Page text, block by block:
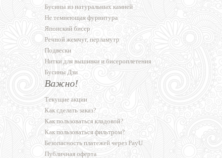
Бусины из натуральных камней
Не темнеющая фурнитура
Японский бисер
Речной жемчуг, перламутр
Подвески
Нитки для вышивки и бисероплетения
Бусины Дзи
Важно!
Текущие акции
Как сделать заказ?
Как пользоваться кладовой?
Как пользоваться фильтром?
Безопасность платежей через PayU
Публичная оферта